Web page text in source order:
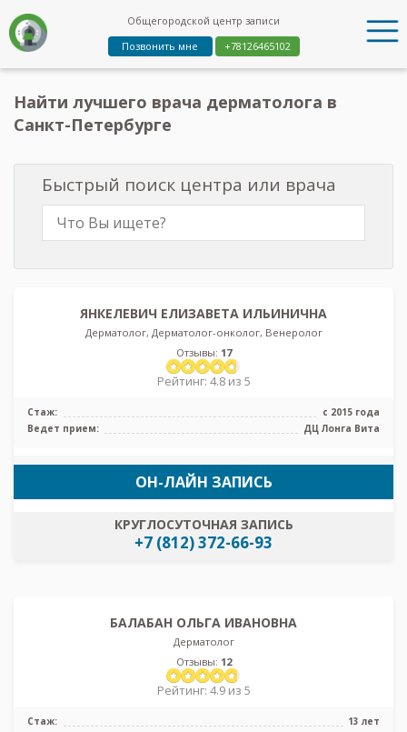
Общегородской центр записи
Позвонить мне
+78126465102
Найти лучшего врача дерматолога в
Санкт-Петербурге
Быстрый поиск центра или врача
ЯНКЕЛЕВИЧ ЕЛИЗАВЕТА ИЛЬИНИЧНА
Дерматолог, Дерматолог-онколог, Венеролог
Отзывы: 17
Рейтинг: 4.8 из 5
Стаж:
с 2015 года
Ведет прием:
ДЦ Лонга Вита
ОН-ЛАЙН ЗАПИСЬ
КРУГЛОСУТОЧНАЯ ЗАПИСЬ
+7 (812) 372-66-93
БАЛАБАН ОЛЬГА ИВАНОВНА
Дерматолог
Отзывы: 12
Рейтинг: 4.9 из 5
Стаж:
13 лет